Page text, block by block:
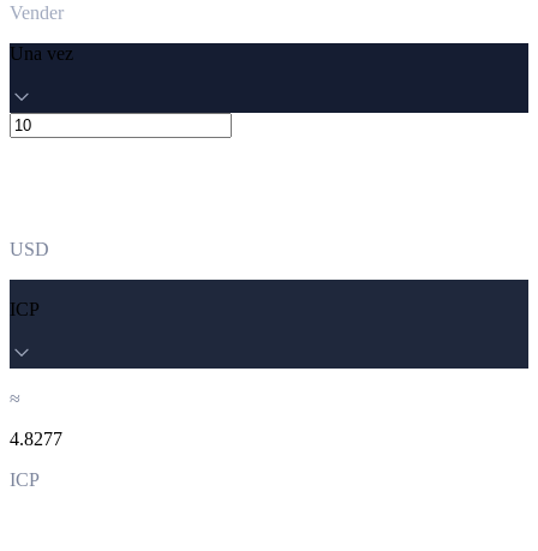
Vender
Una vez
USD
ICP
≈
4.8277
ICP